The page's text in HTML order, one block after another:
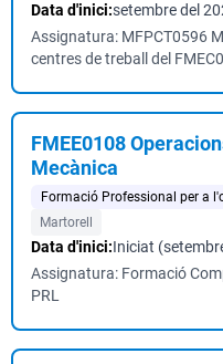
Data d'inici:setembre del
Assignatura: MFPCT0596
centres de treball del
FMEE0108
Mecànica
Formació Professional per a
Martorell
Data d'inici:Iniciat
Assignatura: Formació
PRL